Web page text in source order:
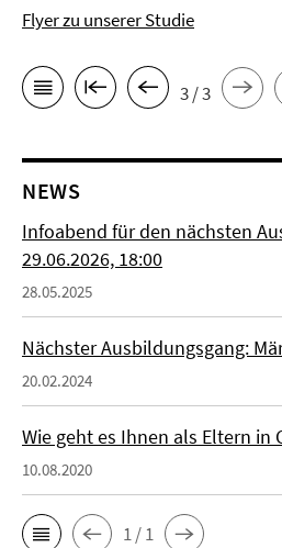
Flyer zu unserer Studie
3 / 3
NEWS
Infoabend für den nächsten
29.06.2026, 18:00
28.05.2025
Nächster Ausbildungsgang:
20.02.2024
Wie geht es Ihnen als Eltern in
10.08.2020
1 / 1